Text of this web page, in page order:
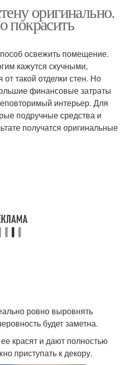
Силиконовая краска
Акрилово-виниловая
краска
Структурная краска
оригинально.
покрасить
освежить помещение.
кажутся скучными,
такой отделки стен. Но
финансовые затраты
интерьер. Для
подручные средства и
получатся оригинальные
ровно выровнять
будет заметна.
красят и дают полностью
приступать к декору.